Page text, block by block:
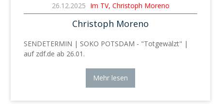
26.12.2025 Im TV, Christoph Moreno
Christoph Moreno
SENDETERMIN | SOKO POTSDAM - "Totgewälzt" |
auf zdf.de ab 26.01.
Mehr lesen